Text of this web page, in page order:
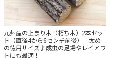
九州産の止まり木（朽ち木）2本セッ
ト（直径4から6センチ前後）｜太め
の徳用サイズ♪成虫の足場やレイアウ
トにも最適！